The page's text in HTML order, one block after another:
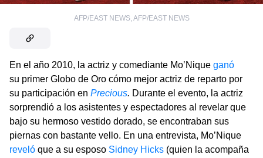
AFP/EAST NEWS, AFP/EAST NEWS
En el año 2010, la actriz y comediante Mo’Nique ganó
su primer Globo de Oro cómo mejor actriz de reparto por
su participación en Precious. Durante el evento, la actriz
sorprendió a los asistentes y espectadores al revelar que
bajo su hermoso vestido dorado, se encontraban sus
piernas con bastante vello. En una entrevista, Mo’Nique
reveló que a su esposo Sidney Hicks (quien la acompaña